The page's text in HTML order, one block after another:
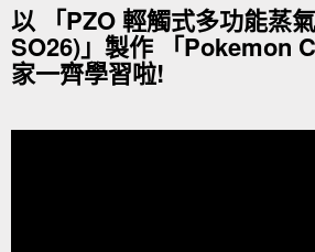
以 「PZO 輕觸式多功能蒸
SO26)」製作 「Pokemon
家一齊學習啦!